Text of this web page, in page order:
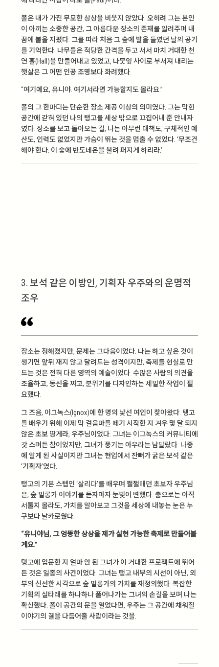
폴은 내가 가진 무모한 상상을 비웃지 않았다. 오히려 그는 본인
이 아끼는 소중한 공간, 그 아름다운 장소의 존재를 알려주며 내
꿈에 불을 지폈다. 그를 따라 처음 그 숲에 발을 들였던 날의 공기
를 기억한다. 나무들은 적당한 간격을 두고 서서 마치 거대한 천
연 홀(Hall)을 만들어내고 있었고, 나뭇잎 사이로 부서져 내리는
햇살은 그 어떤 인공 조명보다 화려했다.
“여기예요, 유니야. 여기서라면 가능할지도 몰라요.”
폴의 그 한마디는 단순한 장소 제공 이상의 의미였다. 그는 막힌
공간에 갇혀 있던 나의 탱고를 세상 밖으로 끄집어내 준 안내자
였다. 장소를 보고 돌아오는 길, 나는 아무런 대책도, 구체적인 예
산도, 인력도 없었지만 가슴이 뛰는 것을 멈출 수 없었다. ‘무조건
해야 한다. 이 숲에 반도네온을 울려 퍼지게 하리라.’
3. 보석 같은 이방인, 기획자 우주와의 운명적
조우
장소는 정해졌지만, 문제는 그다음이었다. 나는 하고 싶은 것이
생기면 앞뒤 재지 않고 달려드는 성격이지만, 축제를 현실로 만
드는 것은 전혀 다른 영역의 예술이었다. 수많은 사람의 의견을
조율하고, 동선을 짜고, 분위기를 디자인하는 세밀한 작업이 필
요했다.
그 즈음, 이그녹스(Ignox)에 한 명의 낯선 여인이 찾아왔다. 탱고
를 배우기 위해 이제 막 걸음마를 떼기 시작한 지 겨우 몇 달 되지
않은 초보 땅게라, 우주님이었다. 그녀는 이그녹스의 커뮤니티에
갓 스며든 참이었지만, 그녀가 풍기는 아우라는 남달랐다. 나중
에 알게 된 사실이지만 그녀는 현업에서 잔뼈가 굵은 보석 같은
‘기획자’였다.
탱고의 기본 스텝인 ‘살리다’를 배우며 쩔쩔매던 초보자 우주님
은, 숲 밀롱가 이야기를 듣자마자 눈빛이 변했다. 춤으로는 아직
서툴지 몰라도, 가치를 알아보고 그것을 세상에 내놓는 눈은 누
구보다 날카로웠다.
“유니야님, 그 엉뚱한 상상을 제가 실현 가능한 축제로 만들어볼
게요.”
탱고에 입문한 지 얼마 안 된 그녀가 이 거대한 프로젝트에 뛰어
든 것은 일종의 사건이었다. 그녀는 탱고 내부의 시선이 아닌, 외
부의 신선한 시각으로 숲 밀롱가의 가치를 재정의했다. 복잡한
기획의 실타래를 하나하나 풀어나가는 그녀의 손길을 보며 나는
확신했다. 폴이 공간의 문을 열었다면, 우주는 그 공간에 채워질
이야기의 결을 다듬어줄 사람이라는 것을.